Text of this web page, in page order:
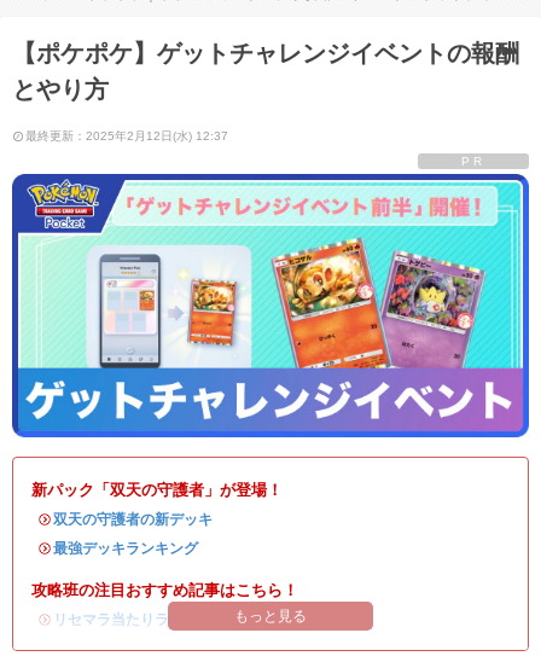
【ポケポケ】ゲットチャレンジイベントの報酬
とやり方
最終更新：2025年2月12日(水) 12:37
PR
新パック「双天の守護者」が登場！
・双天の守護者の新デッキ
・最強デッキランキング
攻略班の注目おすすめ記事はこちら！
・ リセマラ当たりランキング /リセマラのやり方
もっと見る